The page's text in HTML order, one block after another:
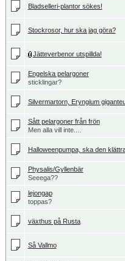
Bladselleri-plantor sökes!
Stockrosor, hur ska jag göra?
Jätteverbenor utspillda!
Engelska pelargoner
sticklingar?
Silvermartorn, Eryngium
Sått pelargoner från frön
Men alla vill inte....
Halloweenpumpa, ska den
Physalis/Gyllenbär
Seeega??
lejongap
toppas?
växthus på Rusta
Så Vallmo